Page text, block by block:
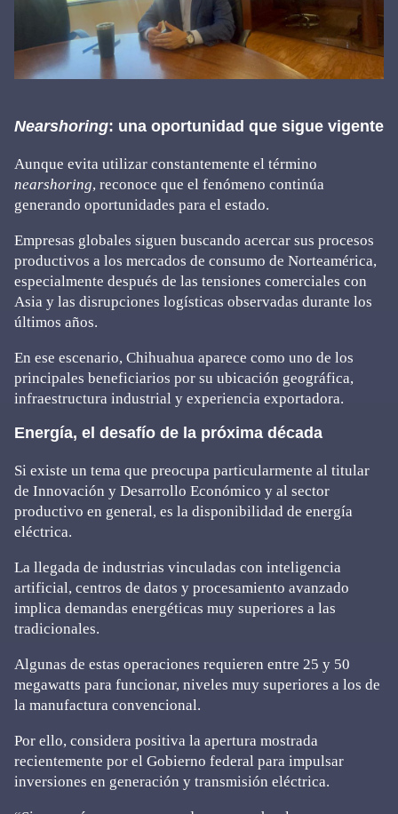
Nearshoring: una oportunidad que sigue vigente
Aunque evita utilizar constantemente el término
nearshoring, reconoce que el fenómeno continúa
generando oportunidades para el estado.
Empresas globales siguen buscando acercar sus procesos
productivos a los mercados de consumo de Norteamérica,
especialmente después de las tensiones comerciales con
Asia y las disrupciones logísticas observadas durante los
últimos años.
En ese escenario, Chihuahua aparece como uno de los
principales beneficiarios por su ubicación geográfica,
infraestructura industrial y experiencia exportadora.
Energía, el desafío de la próxima década
Si existe un tema que preocupa particularmente al titular
de Innovación y Desarrollo Económico y al sector
productivo en general, es la disponibilidad de energía
eléctrica.
La llegada de industrias vinculadas con inteligencia
artificial, centros de datos y procesamiento avanzado
implica demandas energéticas muy superiores a las
tradicionales.
Algunas de estas operaciones requieren entre 25 y 50
megawatts para funcionar, niveles muy superiores a los de
la manufactura convencional.
Por ello, considera positiva la apertura mostrada
recientemente por el Gobierno federal para impulsar
inversiones en generación y transmisión eléctrica.